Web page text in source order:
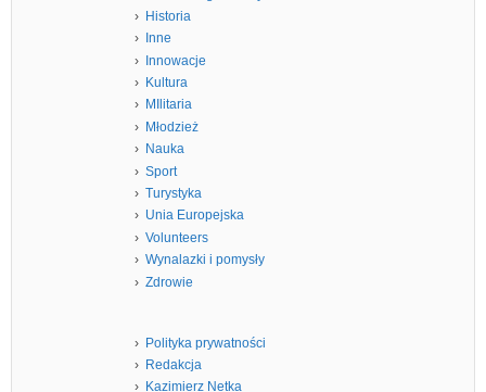
Historia
Inne
Innowacje
Kultura
MIlitaria
Młodzież
Nauka
Sport
Turystyka
Unia Europejska
Volunteers
Wynalazki i pomysły
Zdrowie
Polityka prywatności
Redakcja
Kazimierz Netka